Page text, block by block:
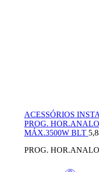
ACESSÓRIOS
PROG.
MÁX.3500W BLT
PROG.